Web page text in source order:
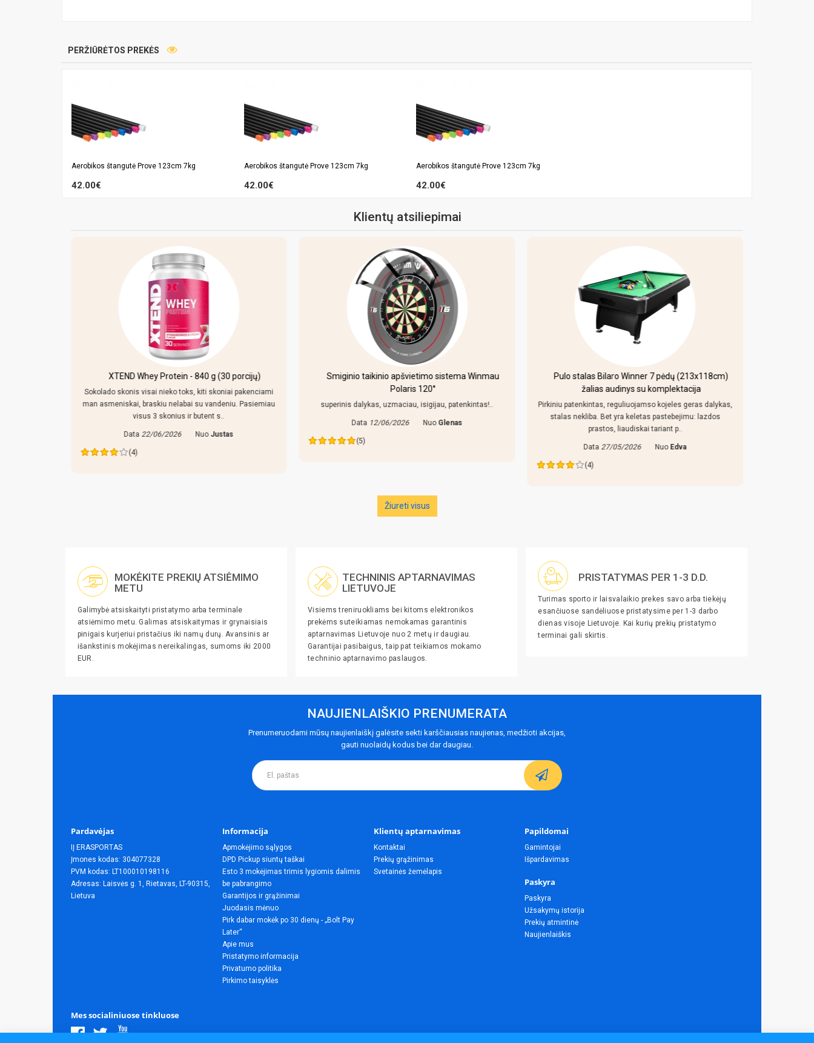
PERŽIŪRĖTOS PREKĖS
Aerobikos štangutė Prove 123cm 7kg
42.00€
Aerobikos štangutė Prove 123cm 7kg
42.00€
Aerobikos štangutė Prove 123cm 7kg
42.00€
Klientų atsiliepimai
XTEND Whey Protein - 840 g (30 porcijų)
Sokolado skonis visai nieko toks, kiti skoniai pakenciami
man asmeniskai, braskiu nelabai su vandeniu. Pasiemiau
visus 3 skonius ir butent s..
Data 22/06/2026 Nuo Justas
(4)
Smiginio taikinio apšvietimo sistema Winmau
Polaris 120°
superinis dalykas, uzmaciau, isigijau, patenkintas!..
Data 12/06/2026 Nuo Glenas
(5)
Pulo stalas Bilaro Winner 7 pėdų (213x118cm)
žalias audinys su komplektacija
Pirkiniu patenkintas, reguliuojamso kojeles geras dalykas,
stalas nekliba. Bet yra keletas pastebejimu: lazdos
prastos, liaudiskai tariant p..
Data 27/05/2026 Nuo Edva
(4)
Žiureti visus
MOKĖKITE PREKIŲ ATSIĖMIMO
METU
Galimybė atsiskaityti pristatymo arba terminale
atsiėmimo metu. Galimas atsiskaitymas ir grynaisiais
pinigais kurjeriui pristačius iki namų durų. Avansinis ar
išankstinis mokėjimas nereikalingas, sumoms iki 2000
EUR.
TECHNINIS APTARNAVIMAS
LIETUVOJE
Visiems treniruokliams bei kitoms elektronikos
prekėms suteikiamas nemokamas garantinis
aptarnavimas Lietuvoje nuo 2 metų ir daugiau.
Garantijai pasibaigus, taip pat teikiamos mokamo
techninio aptarnavimo paslaugos.
PRISTATYMAS PER 1-3 D.D.
Turimas sporto ir laisvalaikio prekes savo arba tiekėjų
esančiuose sandėliuose pristatysime per 1-3 darbo
dienas visoje Lietuvoje. Kai kurių prekių pristatymo
terminai gali skirtis.
NAUJIENLAIŠKIO PRENUMERATA
Prenumeruodami mūsų naujienlaiškį galėsite sekti karščiausias naujienas, medžioti akcijas,
gauti nuolaidų kodus bei dar daugiau.
Pardavėjas
IĮ ERASPORTAS
Įmones kodas: 304077328
PVM kodas: LT100010198116
Adresas: Laisvės g. 1, Rietavas, LT-90315,
Lietuva
Informacija
Apmokėjimo sąlygos
DPD Pickup siuntų taškai
Esto 3 mokėjimas trimis lygiomis dalimis
be pabrangimo
Garantijos ir grąžinimai
Juodasis mėnuo
Pirk dabar mokėk po 30 dienų - „Bolt Pay
Later“
Apie mus
Pristatymo informacija
Privatumo politika
Pirkimo taisyklės
Klientų aptarnavimas
Kontaktai
Prekių grąžinimas
Svetainės žemėlapis
Papildomai
Gamintojai
Išpardavimas
Paskyra
Paskyra
Užsakymų istorija
Prekių atmintinė
Naujienlaiškis
Mes socialiniuose tinkluose